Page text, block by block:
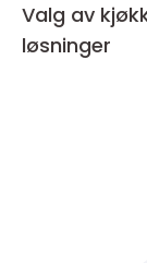
Valg av kjøkkenvask
løsninger